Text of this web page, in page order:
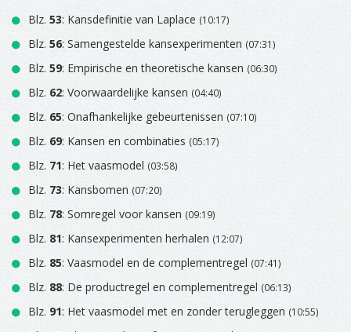
Blz. 53: Kansdefinitie van Laplace (10:17)
Blz. 56: Samengestelde kansexperimenten (07:31)
Blz. 59: Empirische en theoretische kansen (06:30)
Blz. 62: Voorwaardelijke kansen (04:40)
Blz. 65: Onafhankelijke gebeurtenissen (07:10)
Blz. 69: Kansen en combinaties (05:17)
Blz. 71: Het vaasmodel (03:58)
Blz. 73: Kansbomen (07:20)
Blz. 78: Somregel voor kansen (09:19)
Blz. 81: Kansexperimenten herhalen (12:07)
Blz. 85: Vaasmodel en de complementregel (07:41)
Blz. 88: De productregel en complementregel (06:13)
Blz. 91: Het vaasmodel met en zonder terugleggen (10:55)